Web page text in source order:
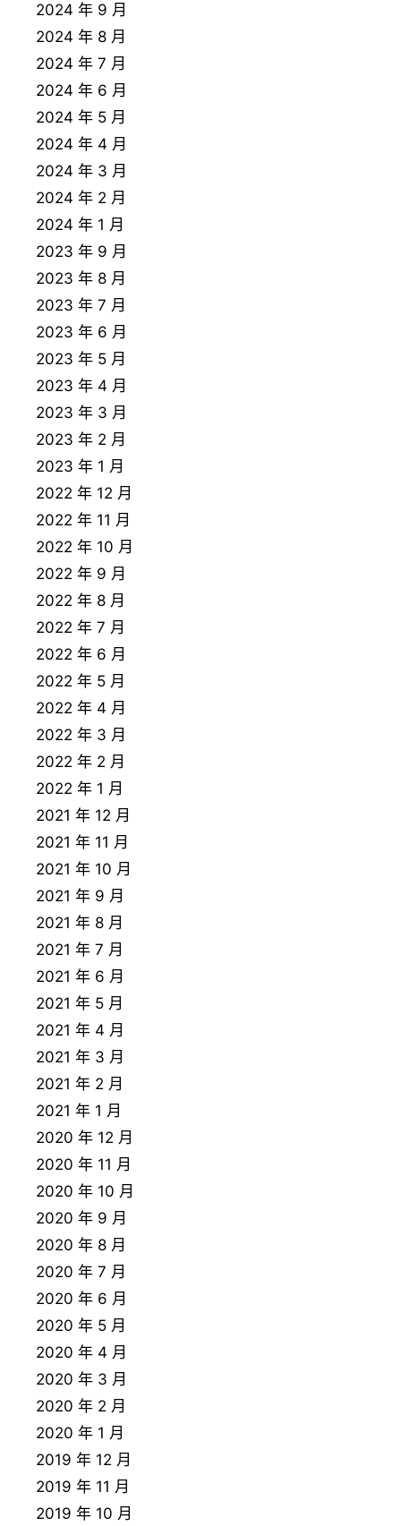
2024 年 9 月
2024 年 8 月
2024 年 7 月
2024 年 6 月
2024 年 5 月
2024 年 4 月
2024 年 3 月
2024 年 2 月
2024 年 1 月
2023 年 9 月
2023 年 8 月
2023 年 7 月
2023 年 6 月
2023 年 5 月
2023 年 4 月
2023 年 3 月
2023 年 2 月
2023 年 1 月
2022 年 12 月
2022 年 11 月
2022 年 10 月
2022 年 9 月
2022 年 8 月
2022 年 7 月
2022 年 6 月
2022 年 5 月
2022 年 4 月
2022 年 3 月
2022 年 2 月
2022 年 1 月
2021 年 12 月
2021 年 11 月
2021 年 10 月
2021 年 9 月
2021 年 8 月
2021 年 7 月
2021 年 6 月
2021 年 5 月
2021 年 4 月
2021 年 3 月
2021 年 2 月
2021 年 1 月
2020 年 12 月
2020 年 11 月
2020 年 10 月
2020 年 9 月
2020 年 8 月
2020 年 7 月
2020 年 6 月
2020 年 5 月
2020 年 4 月
2020 年 3 月
2020 年 2 月
2020 年 1 月
2019 年 12 月
2019 年 11 月
2019 年 10 月